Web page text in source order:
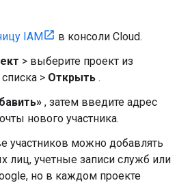
IAM
в консоли Cloud.
> выберите проект из
> Открыть .
, затем введите адрес
нового участника.
участников можно добавлять
лиц, учетные записи служб или
но в каждом проекте